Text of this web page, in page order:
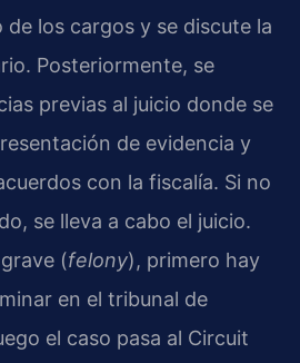
de los cargos y se discute la
Posteriormente, se
previas al juicio donde se
de evidencia y
con la fiscalía. Si no
se lleva a cabo el juicio.
(felony), primero hay
en el tribunal de
el caso pasa al Circuit